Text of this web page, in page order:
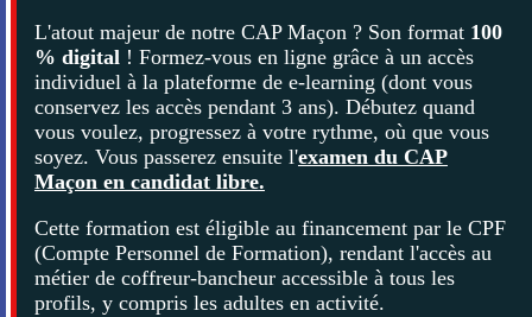
L'atout majeur de notre CAP Maçon ? Son format 100
% digital! Formez-vous en ligne grâce à un accès
individuel à la plateforme de e-learning (dont vous
conservez les accès pendant 3 ans). Débutez quand
vous voulez, progressez à votre rythme, où que vous
soyez. Vous passerez ensuite l'examen du CAP
Maçon en candidat libre.
Cette formation est éligible au financement par le CPF
(Compte Personnel de Formation), rendant l'accès au
métier de coffreur-bancheur accessible à tous les
profils, y compris les adultes en activité.